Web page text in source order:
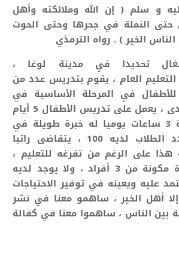
و سلم ( إن الله وملائكته وأهل
حتى النملة في جحرها وحتى الحوت
الخير ) . رواه الترمذي
تحديدا في مدينة لوغا ،
العام ، يقوم بتدريس عدد من
للأطفال في المرحلة الأساسية في
مؤسسة منار الهدى ، يعمل على تدريس الأطفال 5 أيام
في الأسبوع لمدة 3 ساعات يوميا له خبرة طويلة في
هذا المجال ، عدد الطلاب لديه 100 ، يتقاضى راتبا
على الرغم من تفرغه للتعليم ،
متزوج ولديه أسرة مكونة من 3 أفراد ، ولا يوجد لديه
عليه ويعينه في توفير الاحتياجات
إلا أهل الخير ، ساهمو معنا في نشر
بين الناس ، ساهموا معنا في كفالة